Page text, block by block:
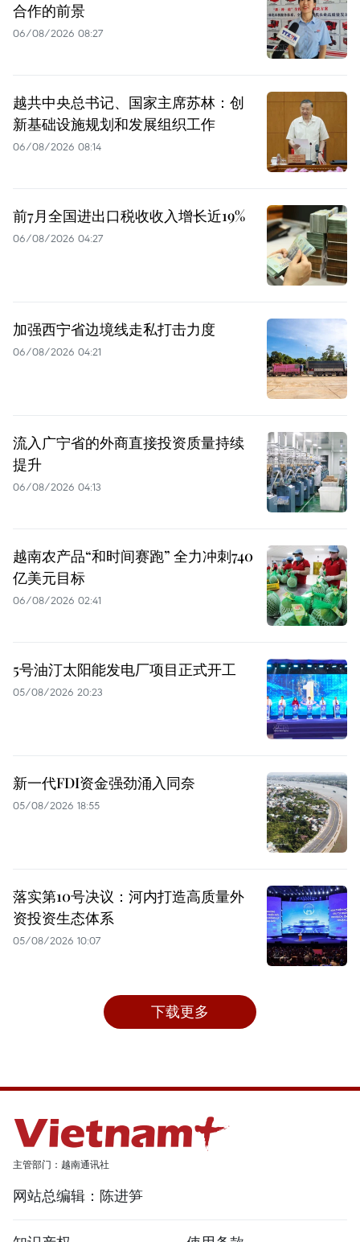
合作的前景
06/08/2026 08:27
越共中央总书记、国家主席苏林：创
新基础设施规划和发展组织工作
06/08/2026 08:14
前7月全国进出口税收收入增长近19%
06/08/2026 04:27
加强西宁省边境线走私打击力度
06/08/2026 04:21
流入广宁省的外商直接投资质量持续
提升
06/08/2026 04:13
越南农产品“和时间赛跑” 全力冲刺740
亿美元目标
06/08/2026 02:41
5号油汀太阳能发电厂项目正式开工
05/08/2026 20:23
新一代FDI资金强劲涌入同奈
05/08/2026 18:55
落实第10号决议：河内打造高质量外
资投资生态体系
05/08/2026 10:07
下载更多
主管部门：越南通讯社
网站总编辑：陈进笋